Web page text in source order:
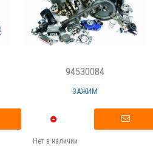
94530084
ЗАЖИМ
Нет в наличии